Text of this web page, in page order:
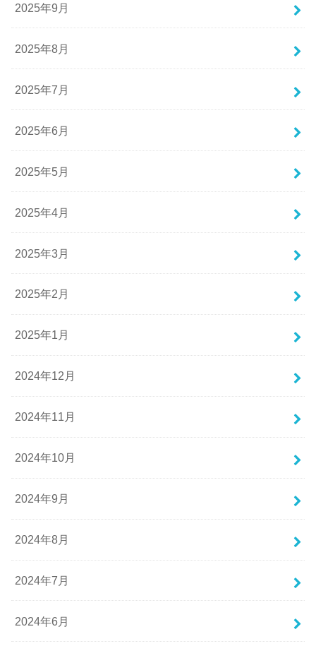
2025年9月
2025年8月
2025年7月
2025年6月
2025年5月
2025年4月
2025年3月
2025年2月
2025年1月
2024年12月
2024年11月
2024年10月
2024年9月
2024年8月
2024年7月
2024年6月